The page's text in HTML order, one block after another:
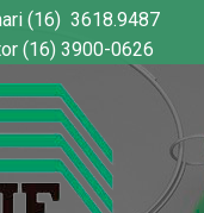
(16) 3618.9487
(16) 3900-0626